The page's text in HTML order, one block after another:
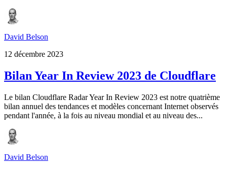
David Belson
12 décembre 2023
Bilan Year In Review 2023 de Cloudflare
Le bilan Cloudflare Radar Year In Review 2023 est notre quatrième
bilan annuel des tendances et modèles concernant Internet observés
pendant l'année, à la fois au niveau mondial et au niveau des...
David Belson